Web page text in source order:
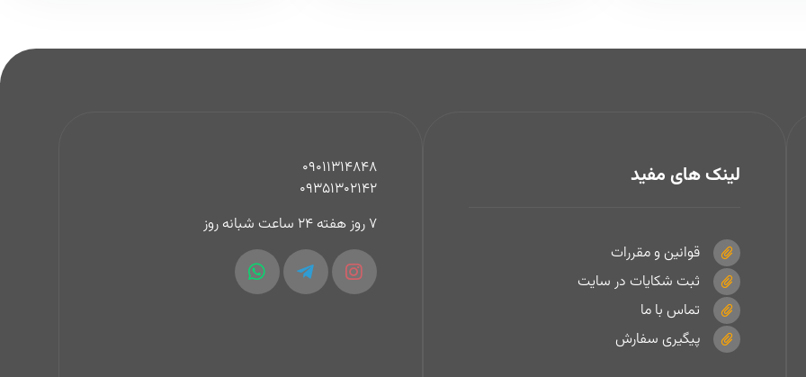
لینک های مفید
قوانین و مقررات
ثبت شکایات در سایت
تماس با ما
پیگیری سفارش
09011314848
09351302142
7 روز هفته 24 ساعت شبانه روز